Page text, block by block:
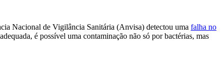
Nacional de Vigilância Sanitária (Anvisa) detectou uma falha no
é possível uma contaminação não só por bactérias, mas